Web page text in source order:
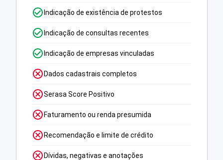
Indicação de existência de protestos
Indicação de consultas recentes
Indicação de empresas vinculadas
Dados cadastrais completos
Serasa Score Positivo
Faturamento ou renda presumida
Recomendação e limite de crédito
Dívidas, negativas e anotações